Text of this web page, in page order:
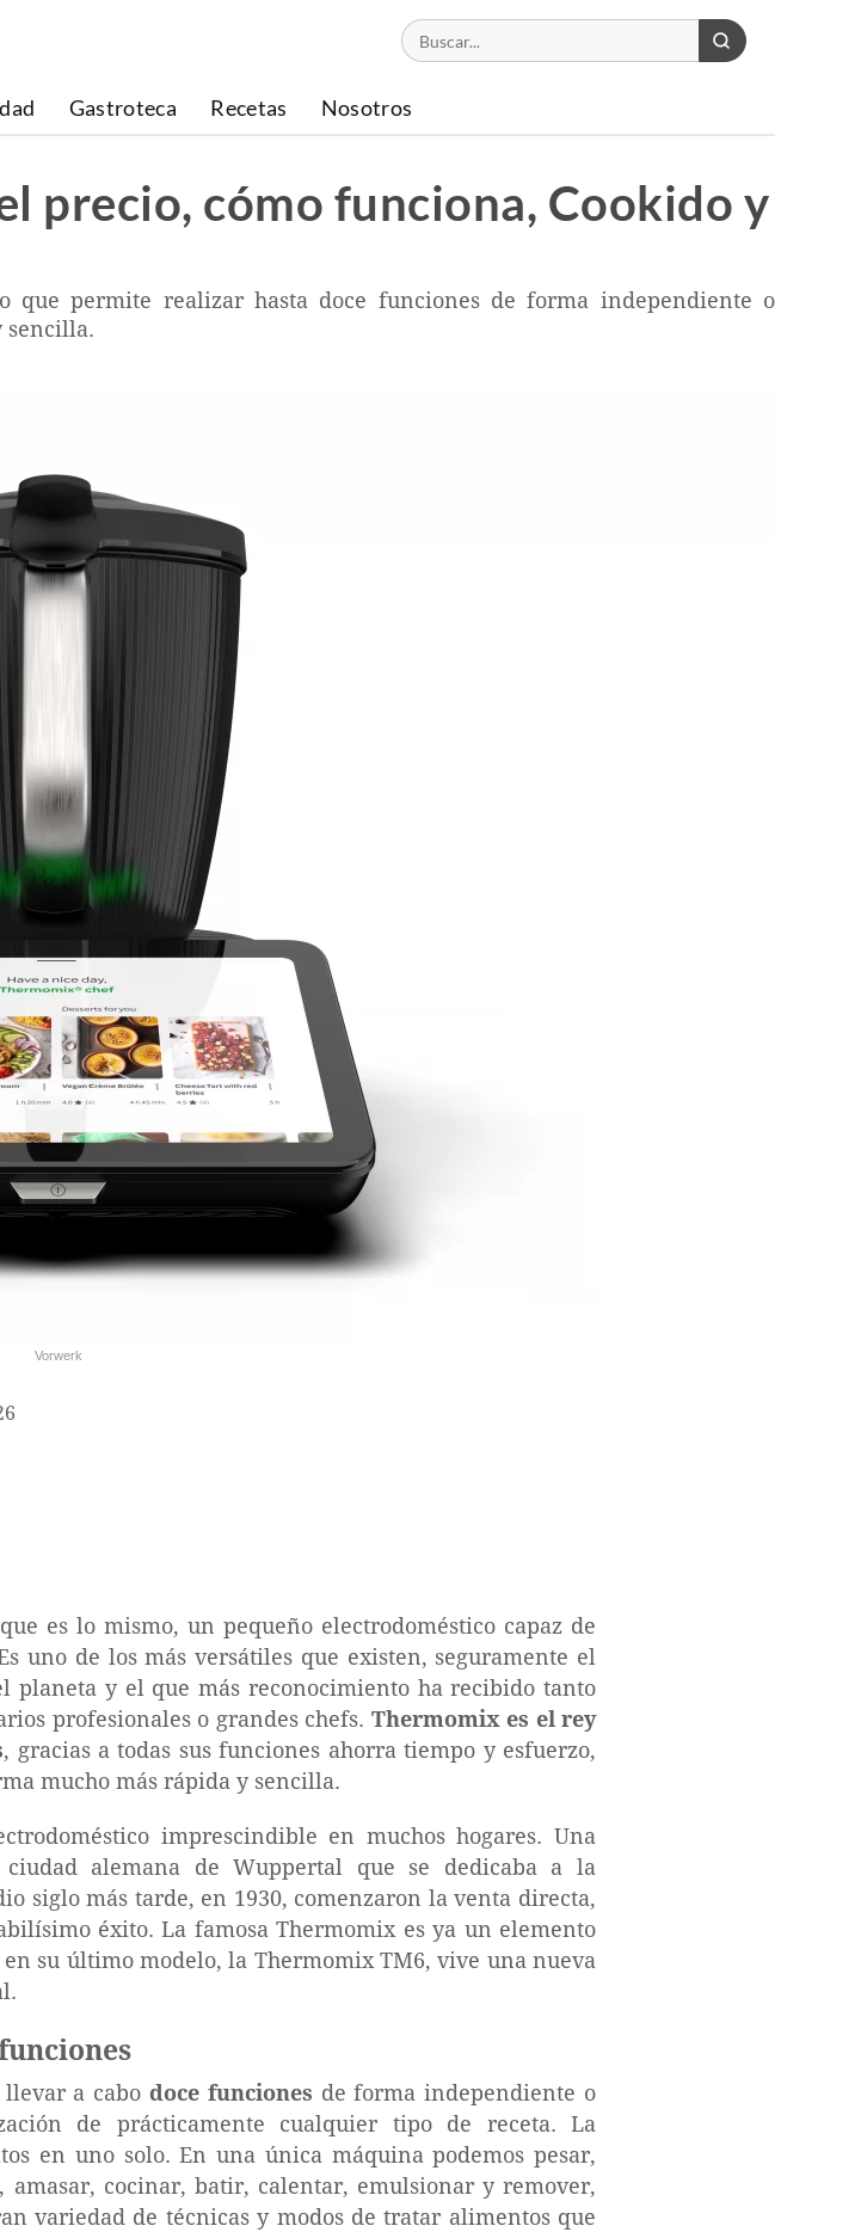
Gastroteca Recetas Nosotros
precio, cómo funciona, Cookido y
Vorwerk
que permite realizar hasta doce funciones de forma independiente o
sencilla.
es lo mismo, un pequeño electrodoméstico capaz de
uno de los más versátiles que existen, seguramente el
planeta y el que más reconocimiento ha recibido tanto
profesionales o grandes chefs. Thermomix es el rey
, gracias a todas sus funciones ahorra tiempo y esfuerzo,
mucho más rápida y sencilla.
imprescindible en muchos hogares. Una
alemana de Wuppertal que se dedicaba a la
siglo más tarde, en 1930, comenzaron la venta directa,
éxito. La famosa Thermomix es ya un elemento
su último modelo, la Thermomix TM6, vive una nueva
a cabo doce funciones de forma independiente o
de prácticamente cualquier tipo de receta. La
en uno solo. En una única máquina podemos pesar,
cocinar, batir, calentar, emulsionar y remover,
variedad de técnicas y modos de tratar alimentos que